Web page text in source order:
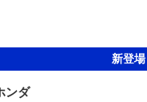
新登場
ンダ